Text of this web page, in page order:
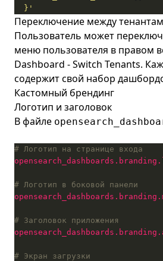
  }'
Переключение между
Пользователь может
меню пользователя в правом
Dashboard - Switch Tenants.
содержит свой набор
Кастомный брендинг
Логотип и заголовок
В файле
# Логотип на странице входа
# Логотип в боковой панели
# Заголовок приложения
# Экран загрузки